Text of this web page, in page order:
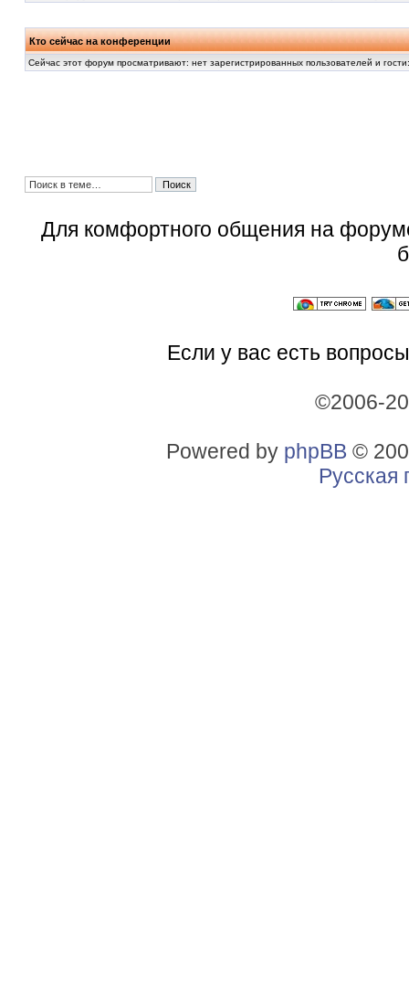
Кто сейчас на конференции
Сейчас этот форум просматривают: нет зарегистрированных пользователей и
Для комфортного общения на
Если у вас есть
©2006-
Powered by phpBB ©
Русская